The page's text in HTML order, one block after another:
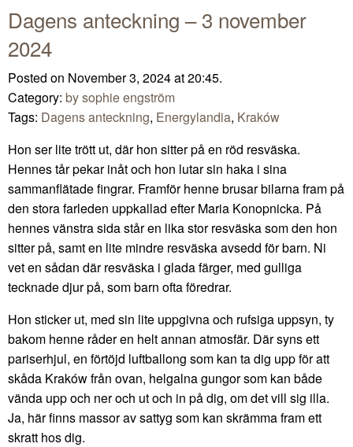
Dagens anteckning – 3 november
2024
Posted on November 3, 2024 at 20:45.
Category: by sophie engström
Tags: Dagens anteckning, Energylandia, Kraków
Hon ser lite trött ut, där hon sitter på en röd resväska.
Hennes tår pekar inåt och hon lutar sin haka i sina
sammanflätade fingrar. Framför henne brusar bilarna fram på
den stora farleden uppkallad efter Maria Konopnicka. På
hennes vänstra sida står en lika stor resväska som den hon
sitter på, samt en lite mindre resväska avsedd för barn. Ni
vet en sådan där resväska i glada färger, med gulliga
tecknade djur på, som barn ofta föredrar.
Hon sticker ut, med sin lite uppgivna och rufsiga uppsyn, ty
bakom henne råder en helt annan atmosfär. Där syns ett
pariserhjul, en förtöjd luftballong som kan ta dig upp för att
skåda Kraków från ovan, helgalna gungor som kan både
vända upp och ner och ut och in på dig, om det vill sig illa.
Ja, här finns massor av sattyg som kan skrämma fram ett
skratt hos dig.